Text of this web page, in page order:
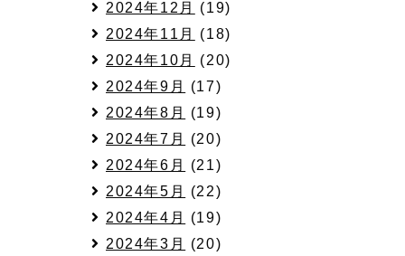
2024年12月
(19)
2024年11月
(18)
2024年10月
(20)
2024年9月
(17)
2024年8月
(19)
2024年7月
(20)
2024年6月
(21)
2024年5月
(22)
2024年4月
(19)
2024年3月
(20)